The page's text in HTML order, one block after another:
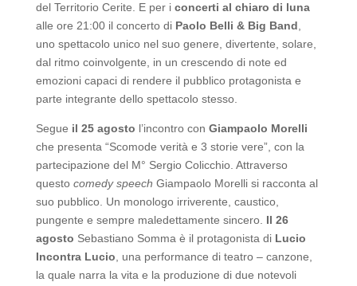
del Territorio Cerite. E per i concerti al chiaro di luna
alle ore 21:00 il concerto di Paolo Belli & Big Band
uno spettacolo unico nel suo genere, divertente, solare,
dal ritmo coinvolgente, in un crescendo di note ed
emozioni capaci di rendere il pubblico protagonista e
parte integrante dello spettacolo stesso.
Segue il 25 agosto l’incontro con Giampaolo Morelli
che presenta “Scomode verità e 3 storie vere”, con la
partecipazione del M° Sergio Colicchio. Attraverso
questo comedy speech Giampaolo Morelli si racconta al
suo pubblico. Un monologo irriverente, caustico,
pungente e sempre maledettamente sincero. Il 26
agosto Sebastiano Somma è il protagonista di Lucio
Incontra Lucio , una performance di teatro – canzone,
la quale narra la vita e la produzione di due notevoli